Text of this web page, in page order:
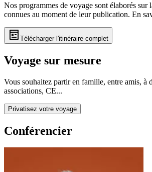
Nos programmes de voyage sont élaborés sur
connues au moment de leur publication. En
Télécharger l'itinéraire complet
Voyage sur mesure
Vous souhaitez partir en famille, entre amis, à
associations, CE...
Privatisez votre voyage
Conférencier